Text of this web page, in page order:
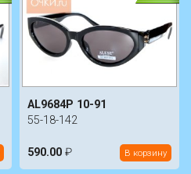
AL9684P 10-91
55-18-142
590.00 ₽ В корзину